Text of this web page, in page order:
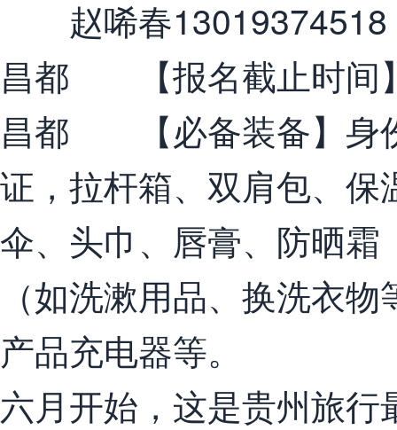
赵唏春13019374518
昌都 【报名截止时间
昌都 【必备装备】身
证，拉杆箱、双肩包、
伞、头巾、唇膏、防晒
（如洗漱用品、换洗衣
产品充电器等。
六月开始，这是贵州旅